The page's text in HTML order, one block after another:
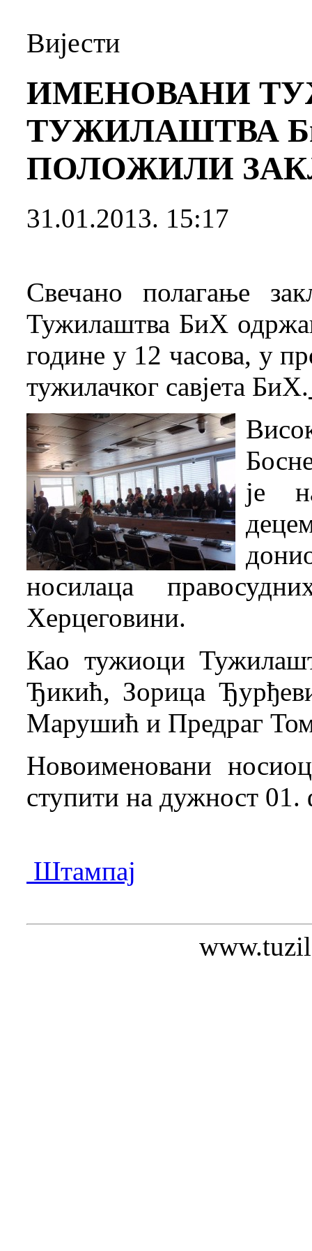
Вијести
ИМЕНОВАНИ
ТУЖИЛАШТВА
ПОЛОЖИЛИ
31.01.2013. 15:17
Свечано полагање
Тужилаштва БиХ
године у 12 часова, у
тужилачког савјета БиХ.
је
носилаца
Херцеговини.
Као тужиоци
Ђикић, Зорица
Марушић и Предраг
Новоименовани
ступити на дужност 01.
Штампај